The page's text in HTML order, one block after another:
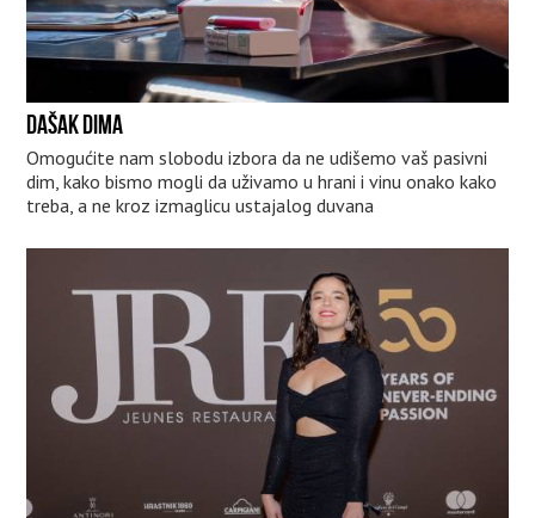
DAŠAK DIMA
Omogućite nam slobodu izbora da ne udišemo vaš pasivni
dim, kako bismo mogli da uživamo u hrani i vinu onako kako
treba, a ne kroz izmaglicu ustajalog duvana